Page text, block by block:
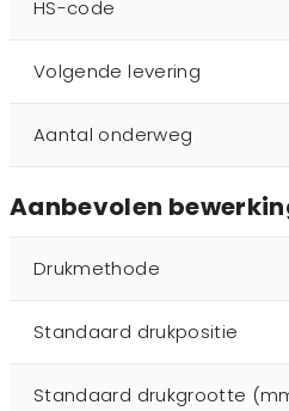
HS-code
Volgende levering
Aantal onderweg
Aanbevolen
Drukmethode
Standaard drukpositie
Standaard drukgrootte